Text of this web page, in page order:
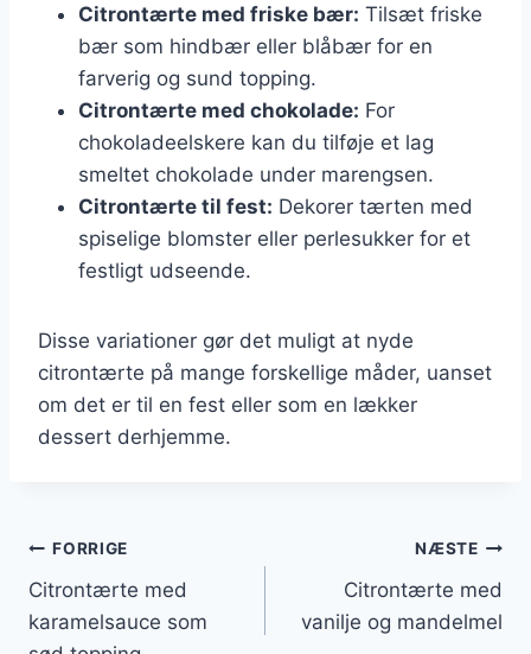
Citrontærte med friske bær: Tilsæt friske
bær som hindbær eller blåbær for en
farverig og sund topping.
Citrontærte med chokolade: For
chokoladeelskere kan du tilføje et lag
smeltet chokolade under marengsen.
Citrontærte til fest: Dekorer tærten med
spiselige blomster eller perlesukker for et
festligt udseende.
Disse variationer gør det muligt at nyde
citrontærte på mange forskellige måder, uanset
om det er til en fest eller som en lækker
dessert derhjemme.
Indlægsnavigation
FORRIGE
Citrontærte med
karamelsauce som
NÆSTE
Citrontærte med
vanilje og mandelmel